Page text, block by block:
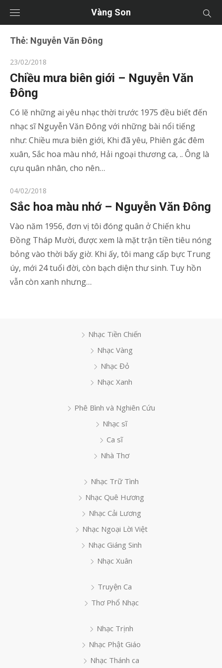
Vàng Son
Thẻ: Nguyễn Văn Đông
Posted
on
23/02/2018
Chiều mưa biên giới – Nguyễn Văn
Đông
Có lẽ những ai yêu nhạc thời trước 1975 đều biết đến
nhạc sĩ Nguyễn Văn Đông với những bài nổi tiếng
như: Chiều mưa biên giới, Khi đã yêu, Phiên gác đêm
xuân, Sắc hoa màu nhớ, Hải ngoại thương ca, .. Ông là
cựu quân nhân, cho nên…
Posted
on
04/02/2018
Sắc hoa màu nhớ – Nguyễn Văn Đông
Vào năm 1956, đơn vị tôi đóng quân ở Chiến khu
Đồng Tháp Mười, được xem là mặt trận tiền tiêu nóng
bỏng vào thời bấy giờ. Khi ấy, tôi mang cấp bực Trung
úy, mới 24 tuổi đời, còn bạch diện thư sinh. Tuy hồn
vẫn còn xanh nhưng…
Nhạc Tiền Chiến
Nhạc Vàng
Nhạc Đỏ
Nhạc Xanh
Phê Bình và Nghiên Cứu
Nhạc sĩ
Ca sĩ
Nhà Thơ
Nhạc Trữ Tình
Nhạc Quê Hương
Nhạc Cải Lương
Nhạc Ngoại Lời Việt
Nhạc Giáng Sinh
Nhạc Xuân
Truyện Ca
Thơ Phổ Nhạc
Nhạc Trịnh
Nhạc Phật Giáo
Nhạc Thánh ca